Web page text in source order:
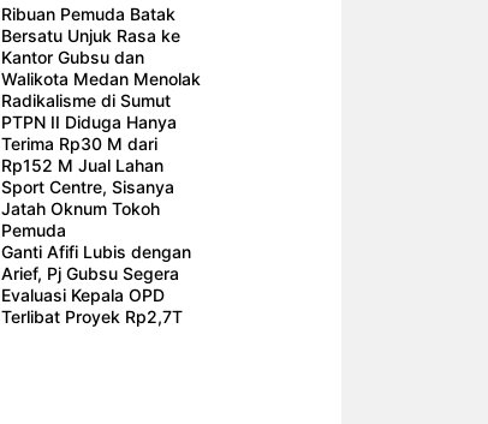
Ribuan Pemuda Batak
Bersatu Unjuk Rasa ke
Kantor Gubsu dan
Walikota Medan Menolak
Radikalisme di Sumut
PTPN II Diduga Hanya
Terima Rp30 M dari
Rp152 M Jual Lahan
Sport Centre, Sisanya
Jatah Oknum Tokoh
Pemuda
Ganti Afifi Lubis dengan
Arief, Pj Gubsu Segera
Evaluasi Kepala OPD
Terlibat Proyek Rp2,7T